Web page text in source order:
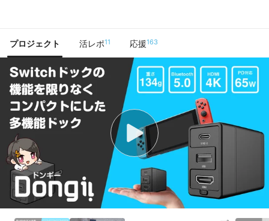
プロジェクト 活レポ11 応援163